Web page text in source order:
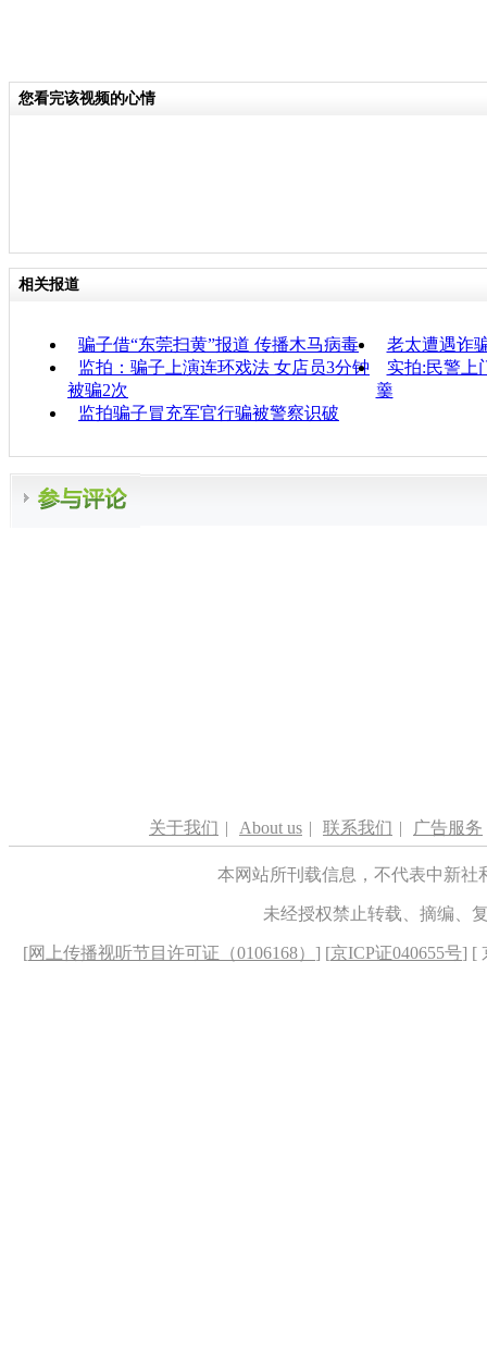
您看完该视频的心情
相关报道
骗子借“东莞扫黄”报道 传播木马病毒
老太遭遇诈
监拍：骗子上演连环戏法 女店员3分钟
被骗2次
实拍:民警上
羹
监拍骗子冒充军官行骗被警察识破
关于我们 | About us | 联系我们 | 广告服务
本网站所刊载信息，不代表中新
未经授权禁止转载、摘编、
[网上传播视听节目许可证（0106168） ] [京ICP证040655号] [